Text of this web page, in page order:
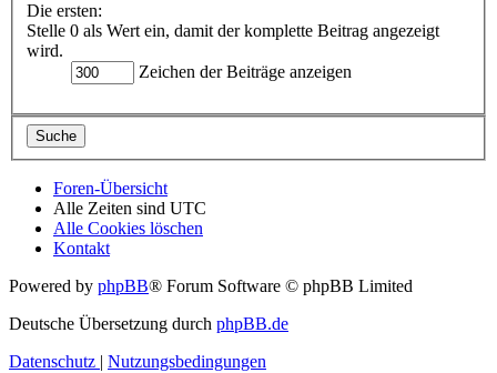
Die ersten:
Stelle 0 als Wert ein, damit der komplette Beitrag angezeigt
wird.
Zeichen der Beiträge anzeigen
Foren-Übersicht
Alle Zeiten sind UTC
Alle Cookies löschen
Kontakt
Powered by phpBB® Forum Software © phpBB Limited
Deutsche Übersetzung durch phpBB.de
Datenschutz | Nutzungsbedingungen